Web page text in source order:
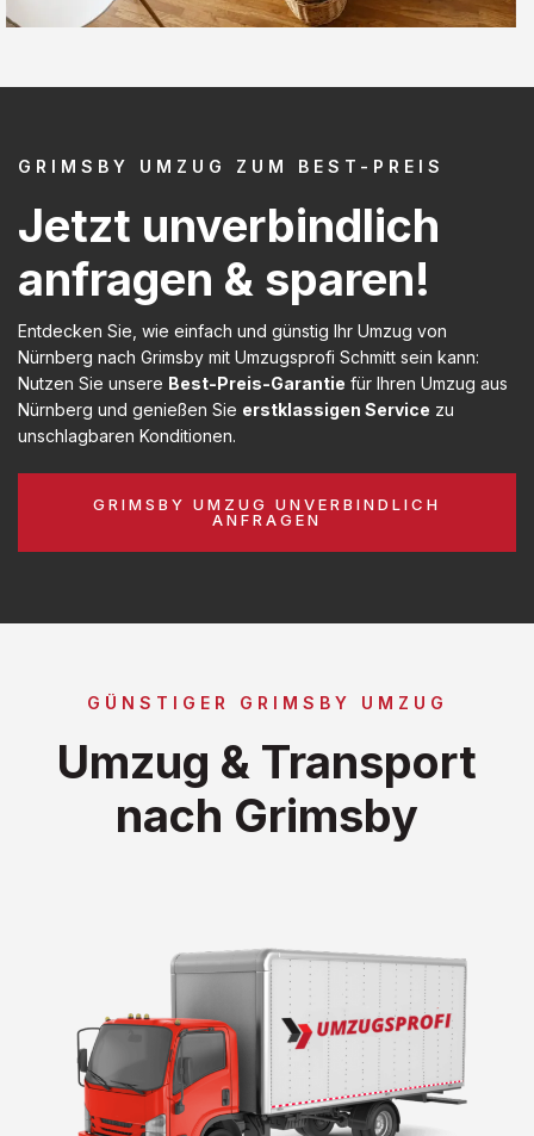
GRIMSBY UMZUG ZUM BEST-PREIS
Jetzt unverbindlich
anfragen & sparen!
Entdecken Sie, wie einfach und günstig Ihr Umzug von
Nürnberg nach Grimsby mit Umzugsprofi Schmitt sein kann:
Nutzen Sie unsere Best-Preis-Garantie für Ihren Umzug aus
Nürnberg und genießen Sie erstklassigen Service zu
unschlagbaren Konditionen.
GRIMSBY UMZUG UNVERBINDLICH
ANFRAGEN
GÜNSTIGER GRIMSBY UMZUG
Umzug & Transport
nach Grimsby